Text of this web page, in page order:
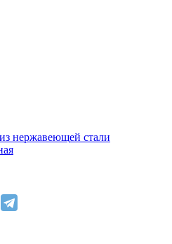
нержавеющей стали